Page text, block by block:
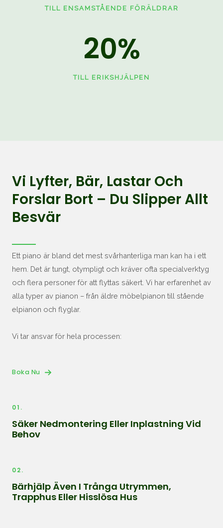
TILL ENSAMSTÅENDE FÖRÄLDRAR
20%
TILL ERIKSHJÄLPEN
Vi Lyfter, Bär, Lastar Och
Forslar Bort – Du Slipper Allt
Besvär
Ett piano är bland det mest svårhanterliga man kan ha i ett
hem. Det är tungt, otympligt och kräver ofta specialverktyg
och flera personer för att flyttas säkert. Vi har erfarenhet av
alla typer av pianon – från äldre möbelpianon till stående
elpianon och flyglar.
Vi tar ansvar för hela processen:
Boka Nu
01.
Säker Nedmontering Eller Inplastning Vid
Behov
02.
Bärhjälp Även I Trånga Utrymmen,
Trapphus Eller Hisslösa Hus